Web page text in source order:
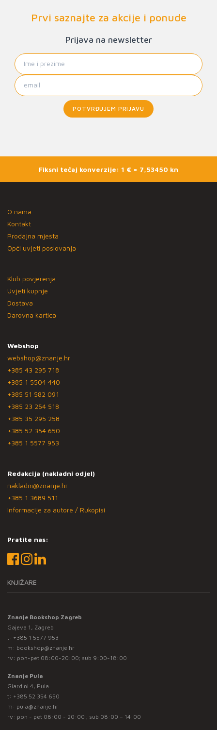
Prvi saznajte za akcije i ponude
Prijava na newsletter
POTVRĐUJEM PRIJAVU
Fiksni tečaj konverzije: 1 € = 7,53450 kn
O nama
Kontakt
Prodajna mjesta
Opći uvjeti poslovanja
Klub povjerenja
Uvjeti kupnje
Dostava
Darovna kartica
Webshop
webshop@znanje.hr
+385 43 295 718
+385 1 5504 440
+385 51 582 091
+385 23 254 518
+385 35 295 258
+385 52 354 650
+385 1 5577 953
Redakcija (nakladni odjel)
nakladni@znanje.hr
+385 1 3689 511
Informacije za autore / Rukopisi
Pratite nas:
KNJIŽARE
Znanje Bookshop Zagreb
Gajeva 1, Zagreb
t: +385 1 5577 953
m: bookshop@znanje.hr
rv: pon-pet 08:00-20:00; sub 9:00-18:00
Znanje Pula
Giardini 4, Pula
t: +385 52 354 650
m: pula@znanje.hr
rv: pon - pet 08:00 - 20:00 ; sub 08:00 – 14:00